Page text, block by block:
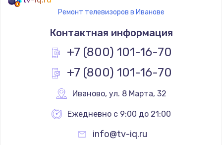
900 руб.
Заказать
900 руб.
Заказать
Не работает
Ремонт телевизоров в Иванове
Контактная информация
+7 (800) 101-16-70
+7 (800) 101-16-70
Иваново, ул. 8 Марта, 32
Ежедневно с 9:00 до 21:00
info@tv-iq.ru